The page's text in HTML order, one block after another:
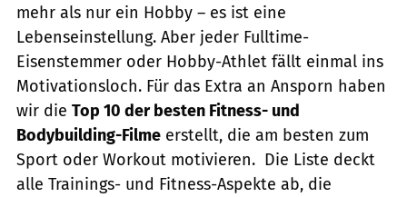
mehr als nur ein Hobby – es ist eine
Lebenseinstellung. Aber jeder Fulltime-
Eisenstemmer oder Hobby-Athlet fällt einmal ins
Motivationsloch. Für das Extra an Ansporn haben
wir die Top 10 der besten Fitness- und
Bodybuilding-Filme erstellt, die am besten zum
Sport oder Workout motivieren. Die Liste deckt
alle Trainings- und Fitness-Aspekte ab, die